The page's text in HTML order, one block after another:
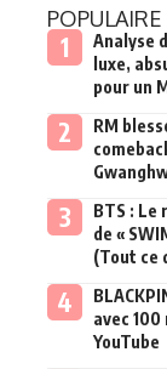
POPULAIRE
Analyse
luxe,
pour un
RM
BTS : Le
de «
(Tout ce
avec
YouTube